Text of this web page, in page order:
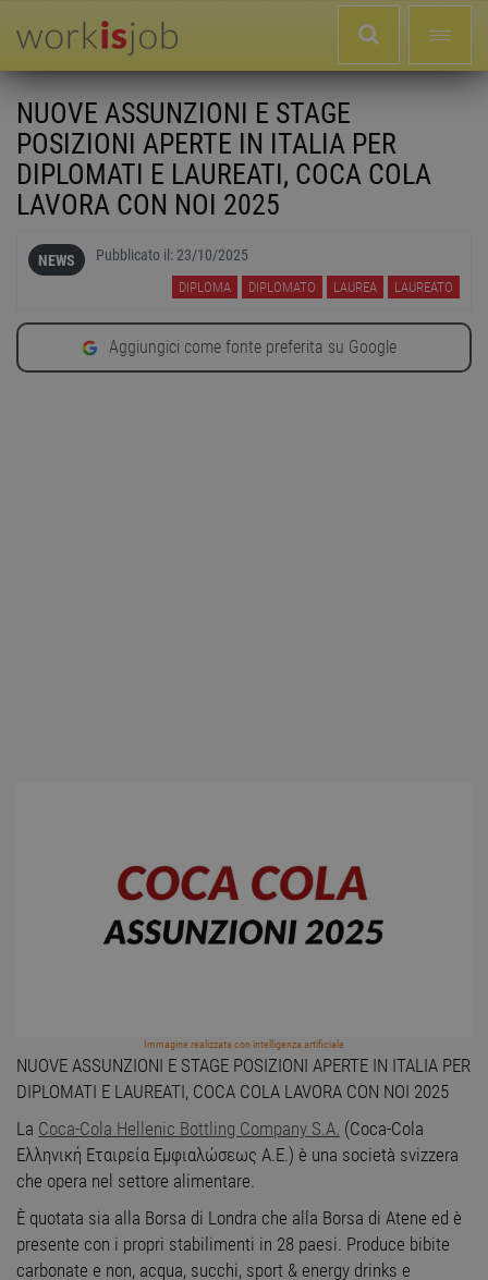
NUOVE ASSUNZIONI E STAGE
POSIZIONI APERTE IN ITALIA PER
DIPLOMATI E LAUREATI, COCA COLA
LAVORA CON NOI 2025
NEWS Pubblicato il: 23/10/2025
DIPLOMA DIPLOMATO LAUREA LAUREATO
Aggiungici come fonte preferita su Google
Immagine realizzata con intelligenza artificiale
NUOVE ASSUNZIONI E STAGE POSIZIONI APERTE IN ITALIA PER
DIPLOMATI E LAUREATI, COCA COLA LAVORA CON NOI 2025
La Coca-Cola Hellenic Bottling Company S.A. (Coca-Cola
Ελληνική Εταιρεία Εμφιαλώσεως A.E.) è una società svizzera
che opera nel settore alimentare.
È quotata sia alla Borsa di Londra che alla Borsa di Atene ed è
presente con i propri stabilimenti in 28 paesi. Produce bibite
carbonate e non, acqua, succhi, sport & energy drinks e